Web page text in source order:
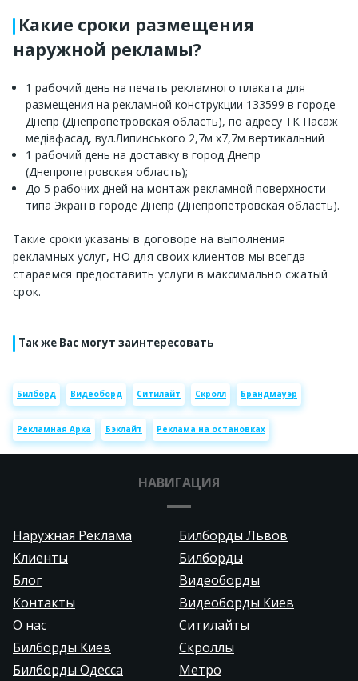
Какие сроки размещения
наружной рекламы?
1 рабочий день на печать рекламного плаката для
размещения на рекламной конструкции 133599 в городе
Днепр (Днепропетровская область), по адресу ТК Пасаж
медіафасад, вул.Липинського 2,7м х7,7м вертикальний
1 рабочий день на доставку в город Днепр
(Днепропетровская область);
До 5 рабочих дней на монтаж рекламной поверхности
типа Экран в городе Днепр (Днепропетровская область).
Такие сроки указаны в договоре на выполнения
рекламных услуг, НО для своих клиентов мы всегда
стараемся предоставить услуги в максимально сжатый
срок.
Так же Вас могут заинтересовать
Билборд Видеоборд Ситилайт Скролл Брандмауэр
Рекламная Арка Бэклайт Реклама на остановках
НАВИГАЦИЯ
Наружная Реклама
Билборды Львов
Клиенты
Билборды
Блог
Видеоборды
Контакты
Видеоборды Киев
О нас
Ситилайты
Билборды Киев
Скроллы
Билборды Одесса
Метро